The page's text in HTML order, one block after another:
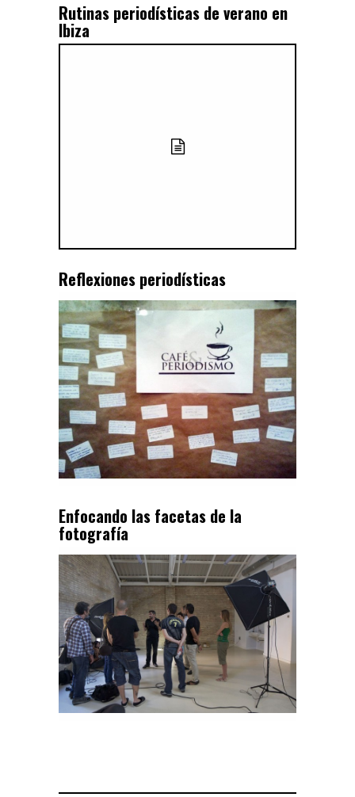
Rutinas periodísticas de verano en
Ibiza
Reflexiones periodísticas
Enfocando las facetas de la
fotografía